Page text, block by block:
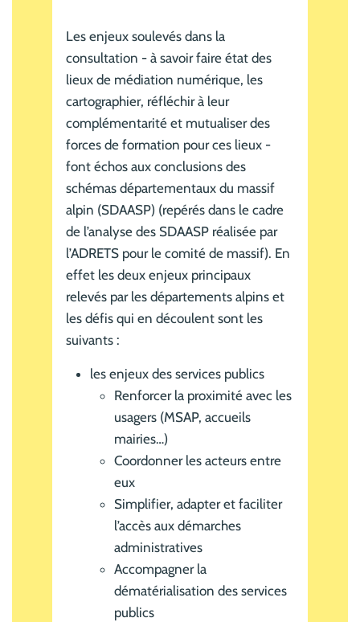
Les enjeux soulevés dans la
consultation - à savoir faire état des
lieux de médiation numérique, les
cartographier, réfléchir à leur
complémentarité et mutualiser des
forces de formation pour ces lieux -
font échos aux conclusions des
schémas départementaux du massif
alpin (SDAASP) (repérés dans le cadre
de l’analyse des SDAASP réalisée par
l’ADRETS pour le comité de massif). En
effet les deux enjeux principaux
relevés par les départements alpins et
les défis qui en découlent sont les
suivants :
les enjeux des services publics
Renforcer la proximité avec les
usagers (MSAP, accueils
mairies…)
Coordonner les acteurs entre
eux
Simplifier, adapter et faciliter
l’accès aux démarches
administratives
Accompagner la
dématérialisation des services
publics